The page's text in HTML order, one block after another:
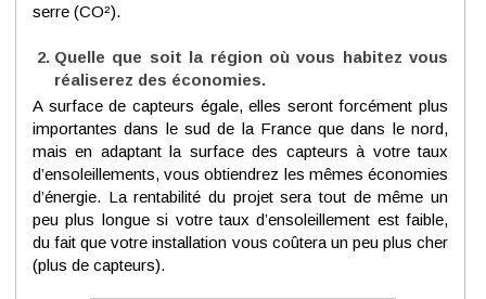
serre (CO²).
Quelle que soit la région où vous habitez vous
réaliserez des économies.
A surface de capteurs égale, elles seront forcément plus
importantes dans le sud de la France que dans le nord,
mais en adaptant la surface des capteurs à votre taux
d’ensoleillements, vous obtiendrez les mêmes économies
d’énergie. La rentabilité du projet sera tout de même un
peu plus longue si votre taux d’ensoleillement est faible,
du fait que votre installation vous coûtera un peu plus cher
(plus de capteurs).